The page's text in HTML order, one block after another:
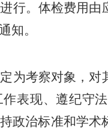
行。体检费用
知。
为考察对象，
表现、遵纪守
政治标准和学